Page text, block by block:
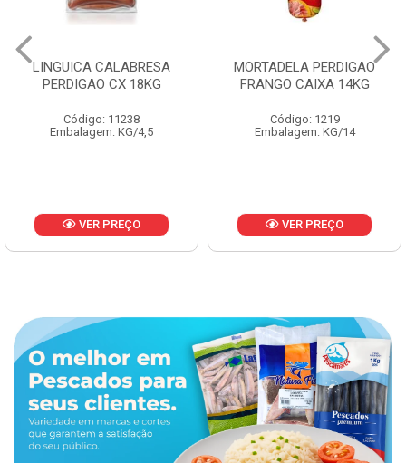
MORTADELA PERDIGAO
FRANGO CAIXA 14KG
Código: 1219
Embalagem: KG/14
VER PREÇO
SALSICHA HOT DOG
PERDIGAO CX 20KG
Código: 1225
Embalagem: KG/5
VER PREÇO